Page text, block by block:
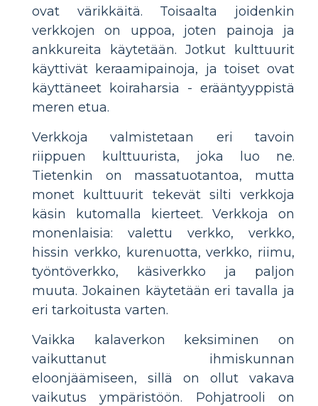
ovat värikkäitä. Toisaalta joidenkin
verkkojen on uppoa, joten painoja ja
ankkureita käytetään. Jotkut kulttuurit
käyttivät keraamipainoja, ja toiset ovat
käyttäneet koiraharsia - erääntyyppistä
meren etua.
Verkkoja valmistetaan eri tavoin
riippuen kulttuurista, joka luo ne.
Tietenkin on massatuotantoa, mutta
monet kulttuurit tekevät silti verkkoja
käsin kutomalla kierteet. Verkkoja on
monenlaisia: valettu verkko, verkko,
hissin verkko, kurenuotta, verkko, riimu,
työntöverkko, käsiverkko ja paljon
muuta. Jokainen käytetään eri tavalla ja
eri tarkoitusta varten.
Vaikka kalaverkon keksiminen on
vaikuttanut ihmiskunnan
eloonjäämiseen, sillä on ollut vakava
vaikutus ympäristöön. Pohjatrooli on